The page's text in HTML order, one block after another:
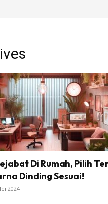
Di Rumah, Pilih
Dinding Sesuai!
2024